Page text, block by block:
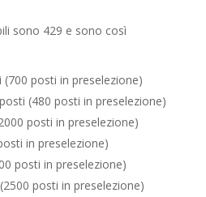
sono 429 e sono così
(700 posti in preselezione)
(480 posti in preselezione)
posti in preselezione)
in preselezione)
posti in preselezione)
posti in preselezione)